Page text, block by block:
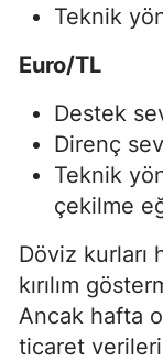
Teknik
Euro/TL
Destek
Direnç
Teknik
çekilme
Döviz kurları
kırılım
Ancak hafta
ticaret verileri